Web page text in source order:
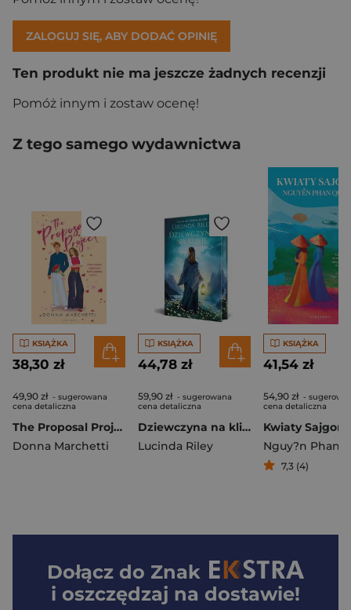
ZALOGUJ SIĘ, ABY DODAĆ OPINIĘ
Ten produkt nie ma jeszcze żadnych recenzji
Pomóż innym i zostaw ocenę!
Z tego samego wydawnictwa
KSIĄŻKA
38,30 zł
49,90 zł - sugerowana
cena detaliczna
The Proposal Project. Projekt “Oświadczyny"
Donna Marchetti
KSIĄŻKA
44,78 zł
59,90 zł - sugerowana
cena detaliczna
Dziewczyna na klifie (barwione krawędzie)
Lucinda Riley
KSIĄŻKA
41,54 zł
54,90 zł -
cena detaliczna
Kwiaty
7,3 (4)
Dołącz do Znak
i oszczędzaj na dostawie!